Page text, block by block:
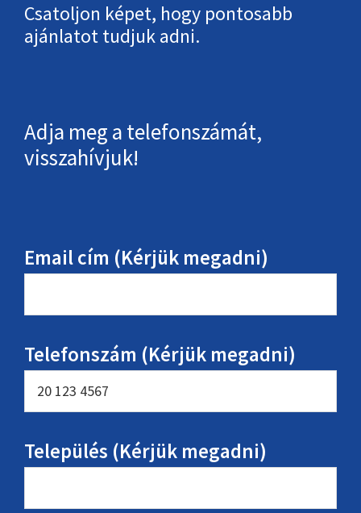
Csatoljon képet, hogy pontosabb
ajánlatot tudjuk adni.
Adja meg a telefonszámát,
visszahívjuk!
Email cím (Kérjük megadni)
Telefonszám (Kérjük megadni)
Település (Kérjük megadni)